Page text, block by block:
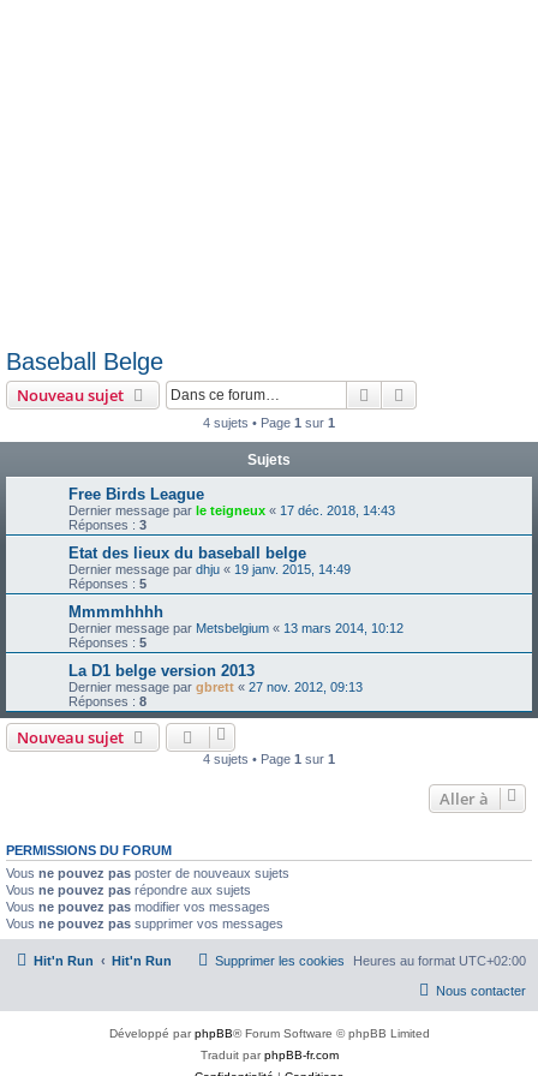
Baseball Belge
Nouveau sujet Rechercher
4 sujets • Page 1 sur 1
Sujets
Free Birds League
Dernier message par le teigneux « 17 déc. 2018, 14:43
Réponses : 3
Etat des lieux du baseball belge
Dernier message par dhju « 19 janv. 2015, 14:49
Réponses : 5
Mmmmhhhh
Dernier message par Metsbelgium « 13 mars 2014, 10:12
Réponses : 5
La D1 belge version 2013
Dernier message par gbrett « 27 nov. 2012, 09:13
Réponses : 8
Nouveau sujet
4 sujets • Page 1 sur 1
Aller à
PERMISSIONS DU FORUM
Vous ne pouvez pas poster de nouveaux sujets
Vous ne pouvez pas répondre aux sujets
Vous ne pouvez pas modifier vos messages
Vous ne pouvez pas supprimer vos messages
Hit'n Run Hit'n Run Heures au format UTC+02:00
Supprimer les cookies
Nous contacter
Développé parphpBB® Forum Software © phpBB Limited
Traduit parphpBB-fr.com